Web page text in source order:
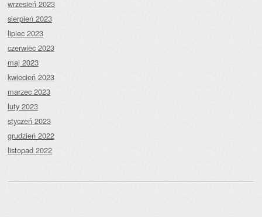
wrzesień 2023
sierpień 2023
lipiec 2023
czerwiec 2023
maj 2023
kwiecień 2023
marzec 2023
luty 2023
styczeń 2023
grudzień 2022
listopad 2022